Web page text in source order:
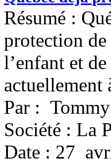
Résumé :
protection
l’enfant et
actuellement
Par :
Société : La
Date : 27